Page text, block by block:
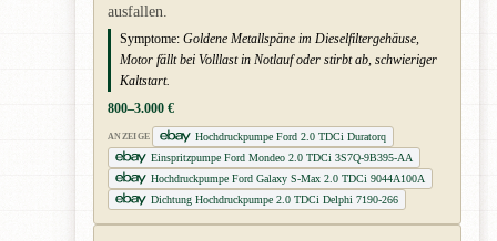
ausfallen.
Symptome: Goldene Metallspäne im Dieselfiltergehäuse,
Motor fällt bei Volllast in Notlauf oder stirbt ab, schwieriger
Kaltstart.
800–3.000 €
ANZEIGE
Hochdruckpumpe Ford 2.0 TDCi Duratorq
Einspritzpumpe Ford Mondeo 2.0 TDCi 3S7Q-9B395-AA
Hochdruckpumpe Ford Galaxy S-Max 2.0 TDCi 9044A100A
Dichtung Hochdruckpumpe 2.0 TDCi Delphi 7190-266